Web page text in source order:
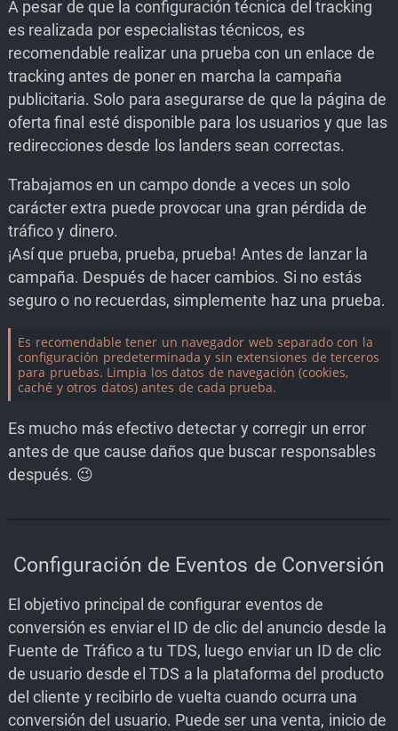
A pesar de que la configuración técnica del tracking
es realizada por especialistas técnicos, es
recomendable realizar una prueba con un enlace de
tracking antes de poner en marcha la campaña
publicitaria. Solo para asegurarse de que la página de
oferta final esté disponible para los usuarios y que las
redirecciones desde los landers sean correctas.
Trabajamos en un campo donde a veces un solo
carácter extra puede provocar una gran pérdida de
tráfico y dinero.
¡Así que prueba, prueba, prueba! Antes de lanzar la
campaña. Después de hacer cambios. Si no estás
seguro o no recuerdas, simplemente haz una prueba.
Es recomendable tener un navegador web separado con la
configuración predeterminada y sin extensiones de terceros
para pruebas. Limpia los datos de navegación (cookies,
caché y otros datos) antes de cada prueba.
Es mucho más efectivo detectar y corregir un error
antes de que cause daños que buscar responsables
después. 😉
Configuración de Eventos de Conversión
El objetivo principal de configurar eventos de
conversión es enviar el ID de clic del anuncio desde la
Fuente de Tráfico a tu TDS, luego enviar un ID de clic
de usuario desde el TDS a la plataforma del producto
del cliente y recibirlo de vuelta cuando ocurra una
conversión del usuario. Puede ser una venta, inicio de